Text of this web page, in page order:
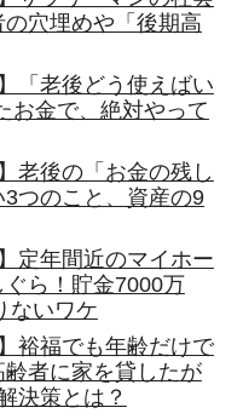
穴埋めや「後期高
「老後どう使えばい
お金で、絶対やって
老後の「お金の残し
つのこと、資産の9
定年間近のマイホー
ら！貯金7000万
ないワケ
裕福でも年齢だけで
者に家を貸したが
決策とは？